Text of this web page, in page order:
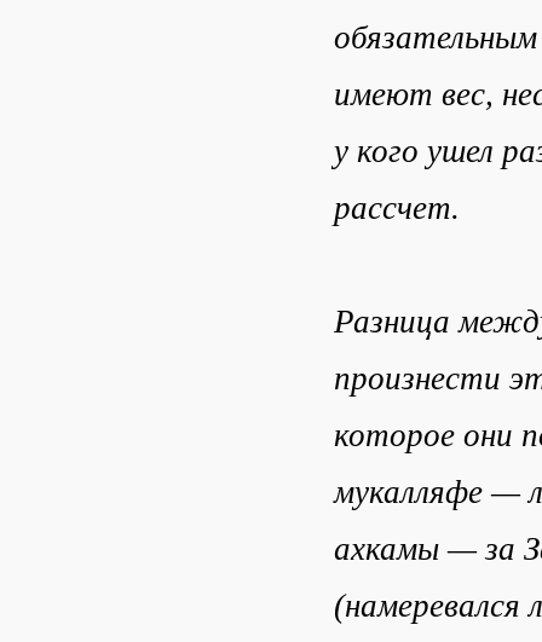
имеют вес,
у кого ушел
рассчет.
Разница
произнести
которое они
мукалляфе —
ахкамы — за
(намеревался